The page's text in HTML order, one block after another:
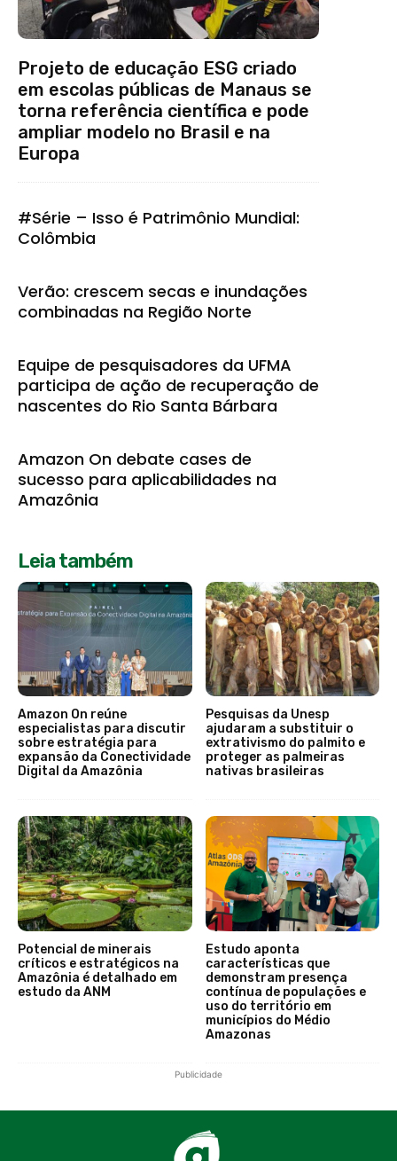
Projeto de educação ESG criado
em escolas públicas de Manaus se
torna referência científica e pode
ampliar modelo no Brasil e na
Europa
#Série – Isso é Patrimônio Mundial:
Colômbia
Verão: crescem secas e inundações
combinadas na Região Norte
Equipe de pesquisadores da UFMA
participa de ação de recuperação de
nascentes do Rio Santa Bárbara
Amazon On debate cases de
sucesso para aplicabilidades na
Amazônia
Leia também
Amazon On reúne
especialistas para discutir
sobre estratégia para
expansão da Conectividade
Digital da Amazônia
Pesquisas da Unesp
ajudaram a substituir o
extrativismo do palmito e
proteger as palmeiras
nativas brasileiras
Potencial de minerais
críticos e estratégicos na
Amazônia é detalhado em
estudo da ANM
Estudo aponta
características que
demonstram presença
contínua de populações e
uso do território em
municípios do Médio
Amazonas
Publicidade